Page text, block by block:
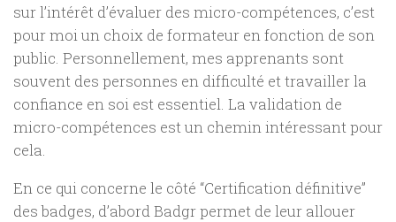
sur l’intérêt d’évaluer des micro-compétences, c’est
pour moi un choix de formateur en fonction de son
public. Personnellement, mes apprenants sont
souvent des personnes en difficulté et travailler la
confiance en soi est essentiel. La validation de
micro-compétences est un chemin intéressant pour
cela.
En ce qui concerne le côté “Certification définitive”
des badges, d’abord Badgr permet de leur allouer